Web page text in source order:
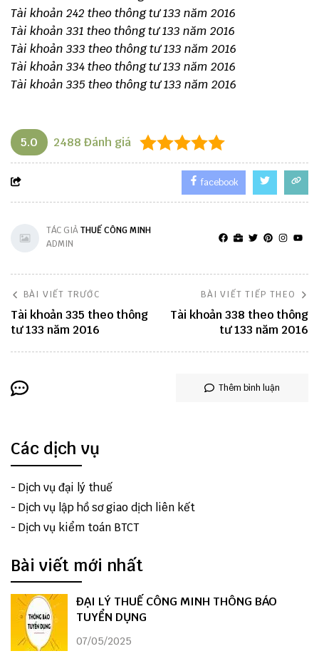
Tài khoản 242 theo thông tư 133 năm 2016
Tài khoản 331 theo thông tư 133 năm 2016
Tài khoản 333 theo thông tư 133 năm 2016
Tài khoản 334 theo thông tư 133 năm 2016
Tài khoản 335 theo thông tư 133 năm 2016
5.0 2488 Đánh giá
facebook
TÁC GIẢTHUẾ CÔNG MINH
ADMIN
BÀI VIẾT TRƯỚC
Tài khoản 335 theo thông
tư 133 năm 2016
BÀI VIẾT TIẾP THEO
Tài khoản 338 theo thông
tư 133 năm 2016
Thêm bình luận
Các dịch vụ
- Dịch vụ đại lý thuế
- Dịch vụ lập hồ sơ giao dịch liên kết
- Dịch vụ kiểm toán BTCT
Bài viết mới nhất
ĐẠI LÝ THUẾ CÔNG MINH THÔNG BÁO
TUYỂN DỤNG
07/05/2025